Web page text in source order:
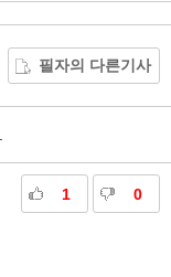
필자의 다른기사
1 0